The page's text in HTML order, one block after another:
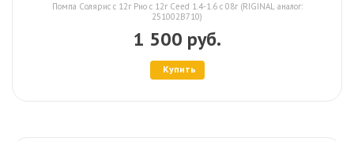
Помпа Солярис с 12г Рио с 12г Ceed 1.4-1.6 с 08г (RIGINAL аналог:
251002B710)
1 500 руб.
Купить